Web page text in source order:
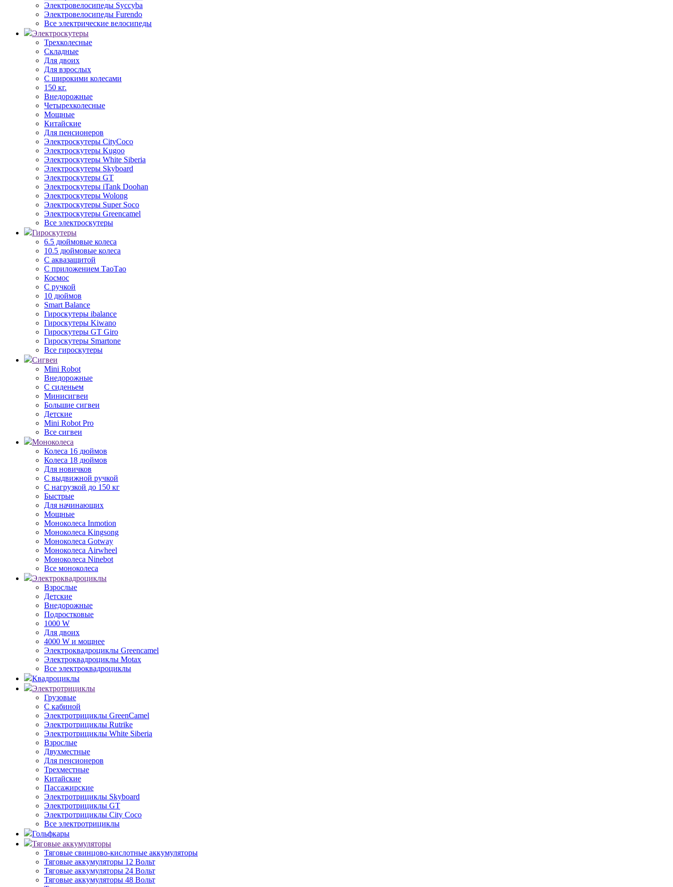
Электровелосипеды Syccyba
Электровелосипеды Furendo
Все электрические велосипеды
Электроскутеры
Трехколесные
Складные
Для двоих
Для взрослых
С широкими колесами
150 кг.
Внедорожные
Четырехколесные
Мощные
Китайские
Для пенсионеров
Электроскутеры CityCoco
Электроскутеры Kugoo
Электроскутеры White Siberia
Электроскутеры Skyboard
Электроскутеры GT
Электроскутеры iTank Doohan
Электроскутеры Wolong
Электроскутеры Super Soco
Электроскутеры Greencamel
Все электроскутеры
Гироскутеры
6.5 дюймовые колеса
10.5 дюймовые колеса
С аквазащитой
С приложением ТаоТао
Космос
С ручкой
10 дюймов
Smart Balance
Гироскутеры ibalance
Гироскутеры Kiwano
Гироскутеры GT Giro
Гироскутеры Smartone
Все гироскутеры
Сигвеи
Mini Robot
Внедорожные
С сиденьем
Минисигвеи
Большие сигвеи
Детские
Mini Robot Pro
Все сигвеи
Моноколеса
Колеса 16 дюймов
Колеса 18 дюймов
Для новичков
С выдвижной ручкой
С нагрузкой до 150 кг
Быстрые
Для начинающих
Мощные
Моноколеса Inmotion
Моноколеса Kingsong
Моноколеса Gotway
Моноколеса Airwheel
Моноколеса Ninebot
Все моноколеса
Электроквадроциклы
Взрослые
Детские
Внедорожные
Подростковые
1000 W
Для двоих
4000 W и мощнее
Электроквадроциклы Greencamel
Электроквадроциклы Motax
Все электроквадроциклы
Квадроциклы
Электротрициклы
Грузовые
С кабиной
Электротрициклы GreenCamel
Электротрициклы Rutrike
Электротрициклы White Siberia
Взрослые
Двухместные
Для пенсионеров
Трехместные
Китайские
Пассажирские
Электротрициклы Skyboard
Электротрициклы GT
Электротрициклы City Coco
Все электротрициклы
Гольфкары
Тяговые аккумуляторы
Тяговые свинцово-кислотные аккумуляторы
Тяговые аккумуляторы 12 Вольт
Тяговые аккумуляторы 24 Вольт
Тяговые аккумуляторы 48 Вольт